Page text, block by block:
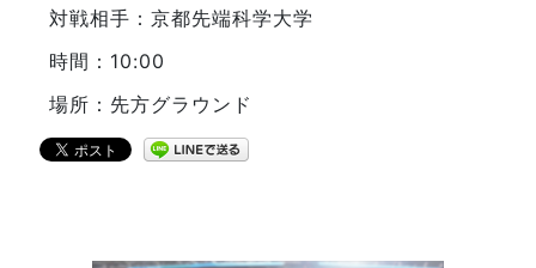
対戦相手：京都先端科学大学
時間：10:00
場所：先方グラウンド